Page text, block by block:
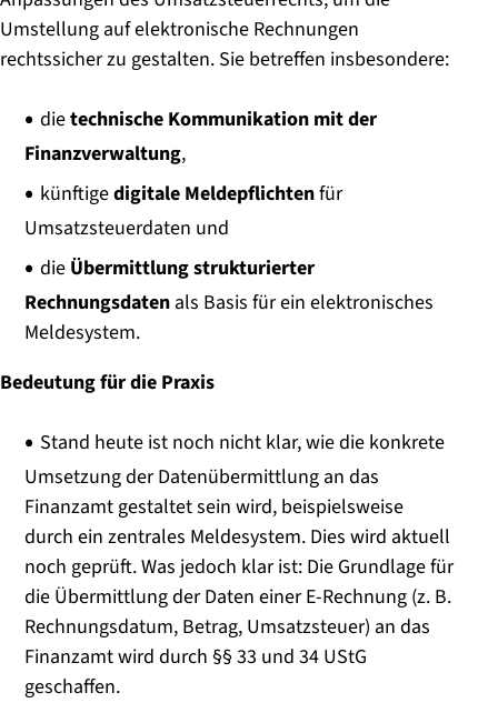
Umstellung auf elektronische Rechnungen
rechtssicher zu gestalten. Sie betreffen insbesondere:
dietechnische Kommunikation mit der
Finanzverwaltung,
künftigedigitale Meldepflichtenfür
Umsatzsteuerdaten und
die Übermittlung strukturierter
Rechnungsdatenals Basis für ein elektronisches
Meldesystem.
Bedeutung für die Praxis
Stand heute ist noch nicht klar, wie die konkrete
Umsetzung der Datenübermittlung an das
Finanzamt gestaltet sein wird, beispielsweise
durch ein zentrales Meldesystem. Dies wird aktuell
noch geprüft. Was jedoch klar ist: Die Grundlage für
die Übermittlung der Daten einer E-Rechnung (z. B.
Rechnungsdatum, Betrag, Umsatzsteuer) an das
Finanzamt wird durch §§ 33 und 34 UStG
geschaffen.